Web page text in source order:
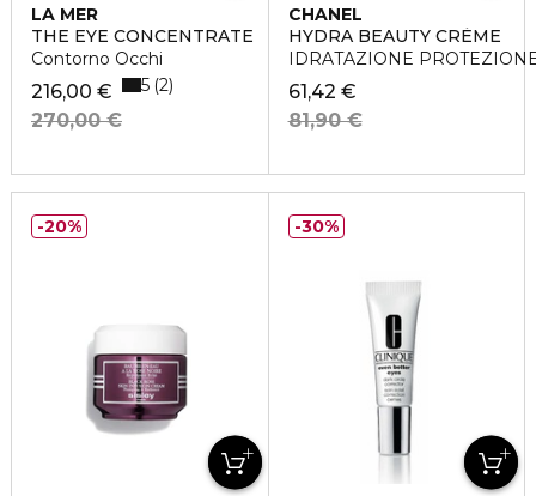
LA MER
THE EYE CONCENTRATE
Contorno Occhi
216,00 €
270,00 €
5 2
CHANEL
HYDRA BEAUTY CRÈME
IDRATAZIONE
61,42 €
81,90 €
20% 30%